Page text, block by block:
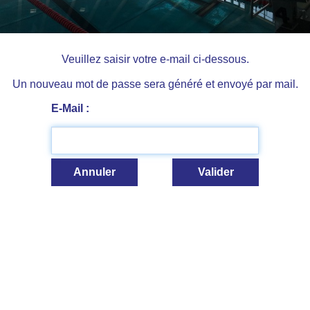
Veuillez saisir votre e-mail ci-dessous.
Un nouveau mot de passe sera généré et envoyé par mail.
E-Mail :